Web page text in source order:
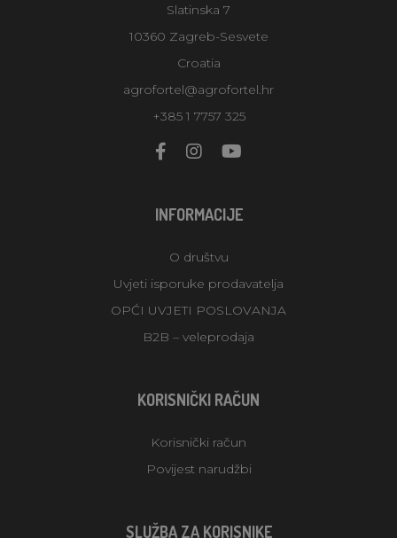
Slatinska 7
10360 Zagreb-Sesvete
Croatia
agrofortel@agrofortel.hr
+385 1 7757 325
INFORMACIJE
O društvu
Uvjeti isporuke prodavatelja
OPĆI UVJETI POSLOVANJA
B2B – veleprodaja
KORISNIČKI RAČUN
Korisnički račun
Povijest narudžbi
SLUŽBA ZA KORISNIKE